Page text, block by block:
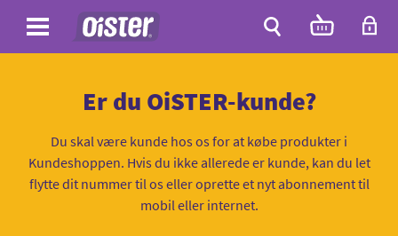
Antal
varer
i
Er du OiSTER-kunde?
Du skal være kunde hos os for at købe produkter i
Kundeshoppen. Hvis du ikke allerede er kunde, kan du let
flytte dit nummer til os eller oprette et nyt abonnement til
mobil eller internet.